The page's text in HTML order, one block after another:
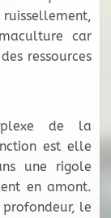
car
ressources
de la
est elle
une rigole
en amont.
profondeur, le